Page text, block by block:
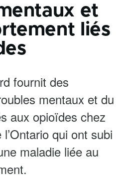
et
liés
fournit des
mentaux et du
aux opioïdes chez
qui ont subi
maladie liée au